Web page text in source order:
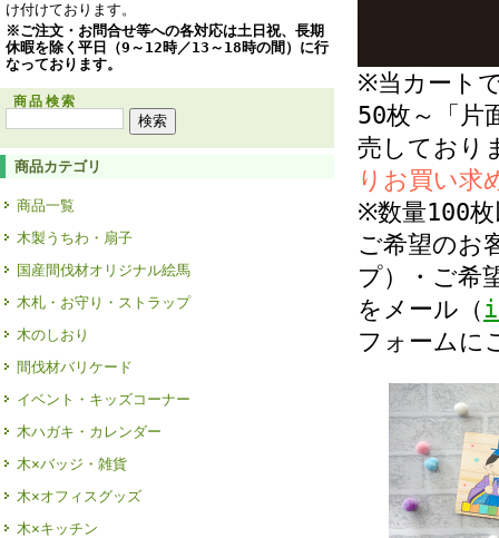
け付けております。
※ご注文・お問合せ等への各対応は土日祝、長期
休暇を除く平日（9～12時／13～18時の間）に行
なっております。
商品検索
商品カテゴリ
商品一覧
木製うちわ・扇子
国産間伐材オリジナル絵馬
木札・お守り・ストラップ
木のしおり
間伐材バリケード
イベント・キッズコーナー
木ハガキ・カレンダー
木×バッジ・雑貨
木×オフィスグッズ
木×キッチン
※当カート
50枚～「片
売しており
りお買い求
※数量100枚
ご希望のお
プ）・ご希
をメール（
フォームに